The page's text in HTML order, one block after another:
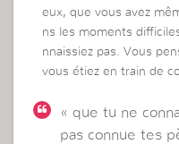
eux, que vous avez
ns les moments
nnaissiez pas. Vous
vous étiez en train de
« que tu ne
pas connue tes